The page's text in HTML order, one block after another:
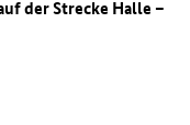
der Strecke Halle –